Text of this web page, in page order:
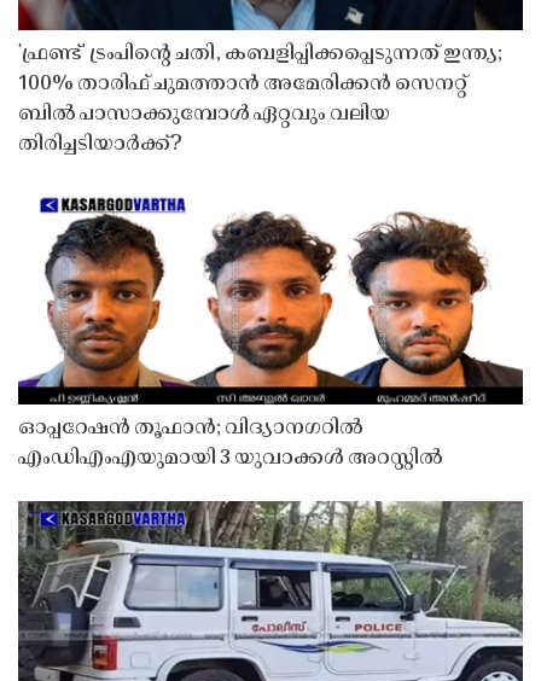
'ഫ്രണ്ട്' ട്രംപിന്റെ ചതി, കബളിപ്പിക്കപ്പെടുന്നത് ഇന്ത്യ;
100% താരിഫ് ചുമത്താൻ അമേരിക്കൻ സെനറ്റ്
ബിൽ പാസാക്കുമ്പോൾ ഏറ്റവും വലിയ
തിരിച്ചടിയാർക്ക്?
ഓപ്പറേഷൻ തൂഫാൻ; വിദ്യാനഗറിൽ
എംഡിഎംഎയുമായി 3 യുവാക്കൾ അറസ്റ്റിൽ